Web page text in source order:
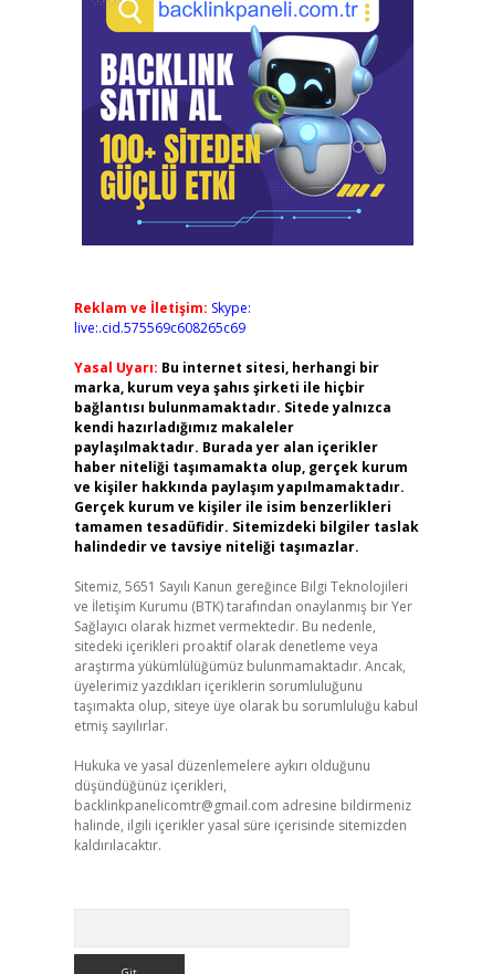
Reklam ve İletişim: Skype:
live:.cid.575569c608265c69
Yasal Uyarı: Bu internet sitesi, herhangi bir
marka, kurum veya şahıs şirketi ile hiçbir
bağlantısı bulunmamaktadır. Sitede yalnızca
kendi hazırladığımız makaleler
paylaşılmaktadır. Burada yer alan içerikler
haber niteliği taşımamakta olup, gerçek kurum
ve kişiler hakkında paylaşım yapılmamaktadır.
Gerçek kurum ve kişiler ile isim benzerlikleri
tamamen tesadüfidir. Sitemizdeki bilgiler taslak
halindedir ve tavsiye niteliği taşımazlar.
Sitemiz, 5651 Sayılı Kanun gereğince Bilgi Teknolojileri
ve İletişim Kurumu (BTK) tarafından onaylanmış bir Yer
Sağlayıcı olarak hizmet vermektedir. Bu nedenle,
sitedeki içerikleri proaktif olarak denetleme veya
araştırma yükümlülüğümüz bulunmamaktadır. Ancak,
üyelerimiz yazdıkları içeriklerin sorumluluğunu
taşımakta olup, siteye üye olarak bu sorumluluğu kabul
etmiş sayılırlar.
Hukuka ve yasal düzenlemelere aykırı olduğunu
düşündüğünüz içerikleri,
backlinkpanelicomtr@gmail.com adresine bildirmeniz
halinde, ilgili içerikler yasal süre içerisinde sitemizden
kaldırılacaktır.